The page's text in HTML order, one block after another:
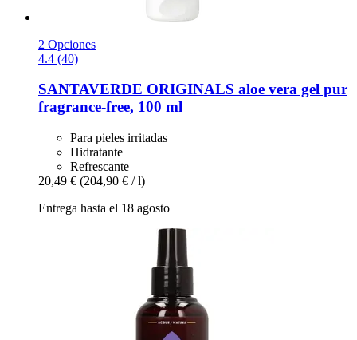
2 Opciones
4.4 (40)
SANTAVERDE ORIGINALS aloe vera gel pur
fragrance-​free, 100 ml
Para pieles irritadas
Hidratante
Refrescante
20,49 € (204,90 € / l)
Entrega hasta el 18 agosto